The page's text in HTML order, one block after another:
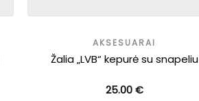
AKSESUARAI
Žalia „LVB“ kepurė su snapeliu
25.00 €